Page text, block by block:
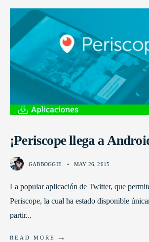
¡Periscope llega a
GABBOGGIE • MAY 26, 2015
La popular aplicación de Twitter, que
Periscope, la cual ha estado disponible
partir...
READ MORE →